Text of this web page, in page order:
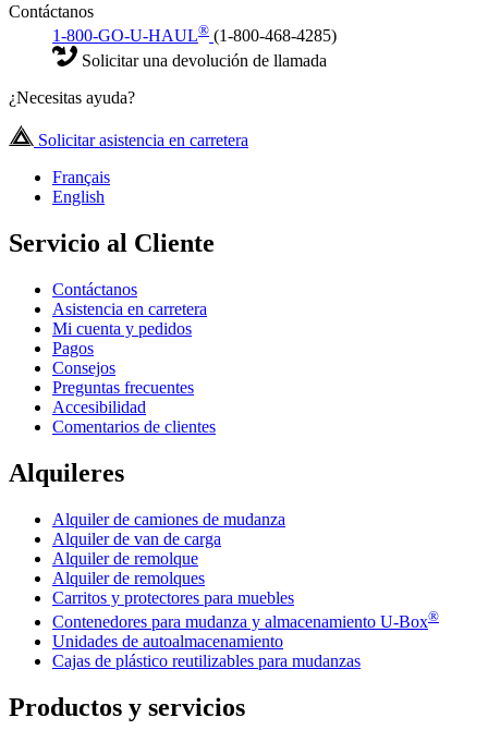
Contáctanos
1-800-GO-U-HAUL® (1-800-468-4285)
Solicitar una devolución de llamada
¿Necesitas ayuda?
Solicitar asistencia en carretera
Français
English
Servicio al Cliente
Contáctanos
Asistencia en carretera
Mi cuenta y pedidos
Pagos
Consejos
Preguntas frecuentes
Accesibilidad
Comentarios de clientes
Alquileres
Alquiler de camiones de mudanza
Alquiler de van de carga
Alquiler de remolque
Alquiler de remolques
Carritos y protectores para muebles
Contenedores para mudanza y almacenamiento U-Box®
Unidades de autoalmacenamiento
Cajas de plástico reutilizables para mudanzas
Productos y servicios